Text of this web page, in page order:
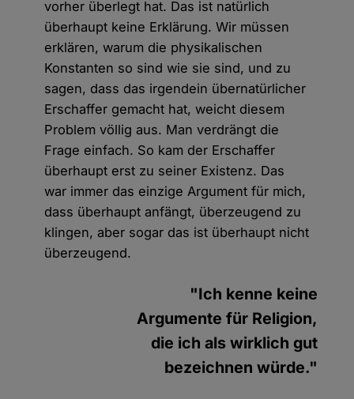
vorher überlegt hat. Das ist natürlich
überhaupt keine Erklärung. Wir müssen
erklären, warum die physikalischen
Konstanten so sind wie sie sind, und zu
sagen, dass das irgendein übernatürlicher
Erschaffer gemacht hat, weicht diesem
Problem völlig aus. Man verdrängt die
Frage einfach. So kam der Erschaffer
überhaupt erst zu seiner Existenz. Das
war immer das einzige Argument für mich,
dass überhaupt anfängt, überzeugend zu
klingen, aber sogar das ist überhaupt nicht
überzeugend.
"Ich kenne keine
Argumente für Religion,
die ich als wirklich gut
bezeichnen würde."